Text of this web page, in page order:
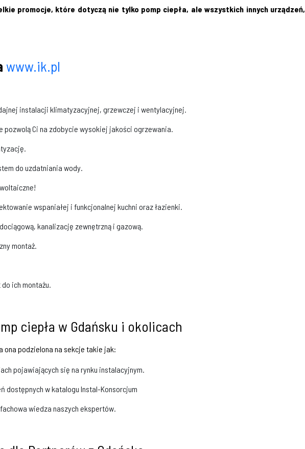
promocje, które dotyczą nie tylko pomp ciepła, ale wszystkich innych urządzeń,
www.ik.pl
instalacji klimatyzacyjnej, grzewczej i wentylacyjnej.
pozwolą Ci na zdobycie wysokiej jakości ogrzewania.
do uzdatniania wody.
wspaniałej i funkcjonalnej kuchni oraz łazienki.
kanalizację zewnętrzną i gazową.
montaż.
ich montażu.
ciepła w Gdańsku i okolicach
ona podzielona na sekcje takie jak:
pojawiających się na rynku instalacyjnym.
dostępnych w katalogu Instal-Konsorcjum
wiedza naszych ekspertów.